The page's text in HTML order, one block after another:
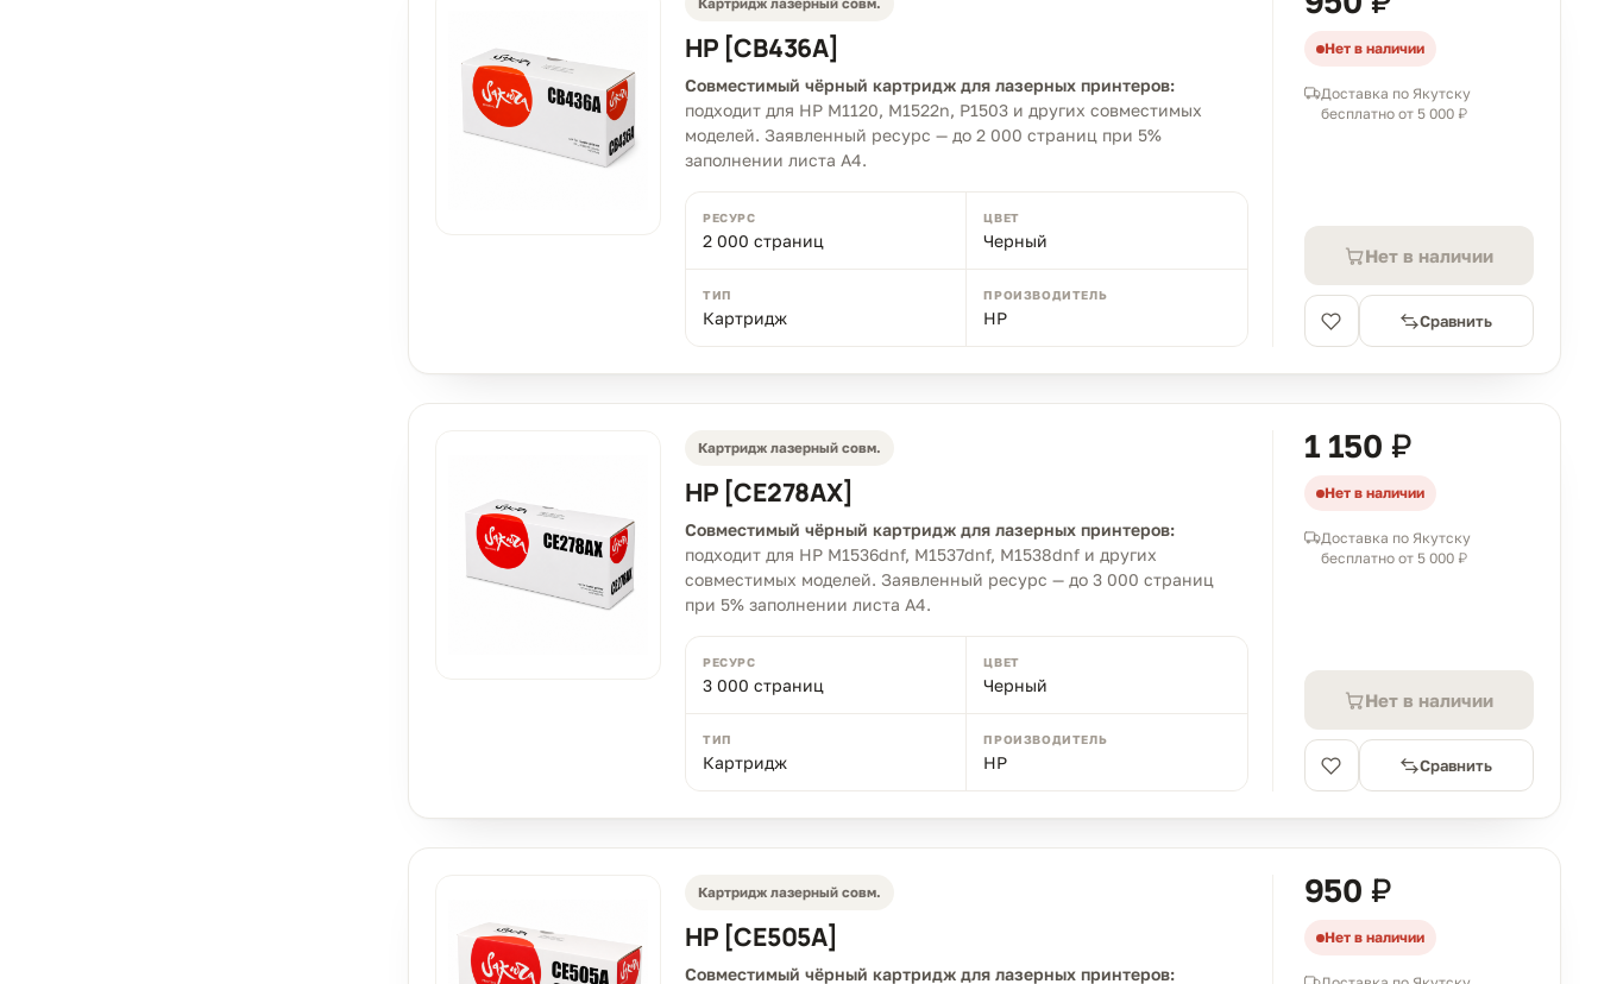
Картридж лазерный совм.
HP [CB436A]
Совместимый чёрный картридж для лазерных принтеров:
подходит для HP M1120, M1522n, P1503 и других совместимых
моделей. Заявленный ресурс — до 2 000 страниц при 5%
заполнении листа A4.
РЕСУРС
2 000 страниц
ЦВЕТ
Черный
ТИП
Картридж
ПРОИЗВОДИТЕЛЬ
HP
Нет в наличии
Доставка по Якутску
бесплатно от 5 000 ₽
Нет в наличии
Сравнить
Картридж лазерный совм.
HP [CE278AX]
Совместимый чёрный картридж для лазерных принтеров:
подходит для HP M1536dnf, M1537dnf, M1538dnf и других
совместимых моделей. Заявленный ресурс — до 3 000 страниц
при 5% заполнении листа A4.
РЕСУРС
3 000 страниц
ЦВЕТ
Черный
ТИП
Картридж
ПРОИЗВОДИТЕЛЬ
HP
1 150 ₽
Нет в наличии
Доставка по Якутску
бесплатно от 5 000 ₽
Нет в наличии
Сравнить
Картридж лазерный совм.
HP [CE505A]
Совместимый чёрный картридж для лазерных принтеров:
950 ₽
Нет в наличии